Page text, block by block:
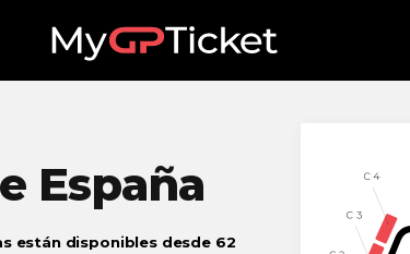
España
están disponibles desde 62